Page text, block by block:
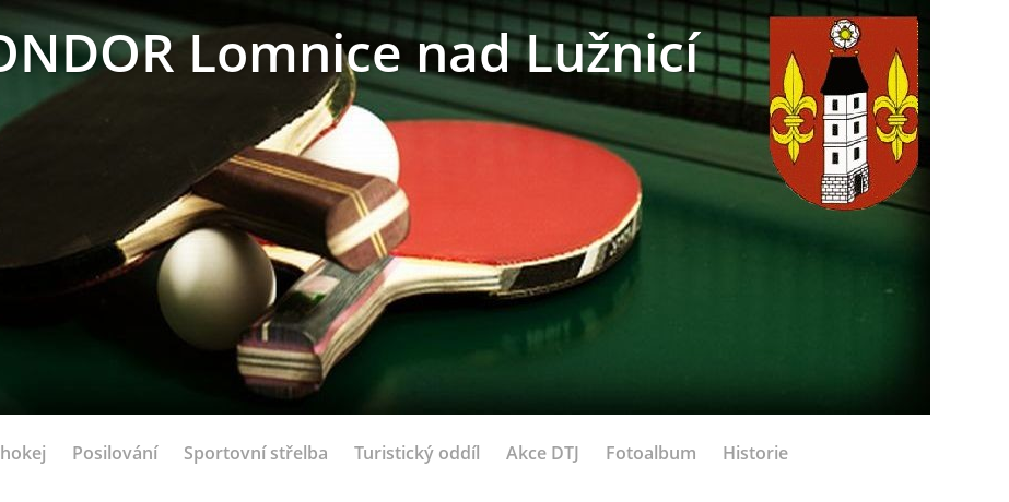
Lomnice nad Lužnicí
Posilování Sportovní střelba Turistický oddíl Akce DTJ Fotoalbum Historie